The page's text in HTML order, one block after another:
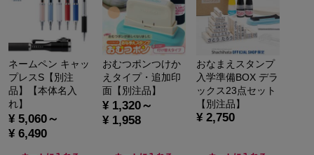
ネームペン キャッ
プレスS【別注
品】【本体名入
れ】
¥ 5,060～
¥ 6,490
おむつポンつけか
えタイプ・追加印
面【別注品】
¥ 1,320～
¥ 1,958
おなまえスタンプ
入学準備BOX デラ
ックス23点セット
【別注品】
¥ 2,750